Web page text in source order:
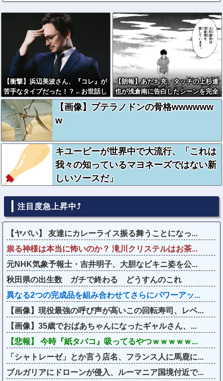
【衝撃】浜辺美波さん、『コレ』が
苦手なタイプだった！？←お世話し
てあげたい弱男が大量沸きしてしま
うw w w w w w w w w
【朗報】あだち充、タッチの上杉達
也が浅倉南に告白したシーンを完全
再現ｗｗｗｗｗ
【画像】プテラノドンの骨格wwwwww
w
キユーピーが世界中で大流行、「これは
我々の知っているマヨネーズではない新
しいソースだ」
注目度急上昇中⤴
【ヤバい】 友達にカレーライス振る舞うことになっ...
祟る神様は本当に怖いのか？ 滝川クリステルはお茶...
元NHK気象予報士・吉井明子、大胆なビキニ姿を公...
秋田県の出生数 ガチで終わる どうすんのこれ
異なる2つの完成品を組み合わせてさらにパワーアッ...
【画像】現役最強の呼び声が高いこの回転寿司、レベ...
【画像】35歳でおばあちゃんになったギャルさん、...
【悲報】 今時『紙タバコ』吸ってるやつｗｗｗｗｗ...
「シャトレーゼ」とか言う店名、フランス人に馬鹿に...
ブルガリアにドローンが侵入、ルーマニア国境付近で...